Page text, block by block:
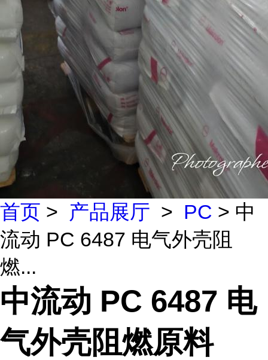
首页 > 产品展厅 > PC > 中
流动 PC 6487 电气外壳阻
燃...
中流动 PC 6487 电
气外壳阻燃原料